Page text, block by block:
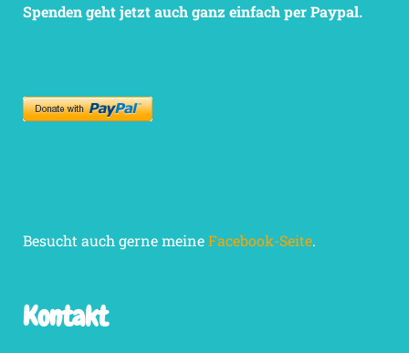
Spenden geht jetzt auch ganz einfach per Paypal.
Besucht auch gerne meineFacebook-Seite.
Kontakt